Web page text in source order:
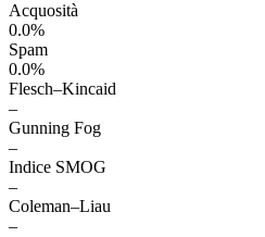
Acquosità
0.0%
Spam
0.0%
Flesch–Kincaid
–
Gunning Fog
–
Indice SMOG
–
Coleman–Liau
–